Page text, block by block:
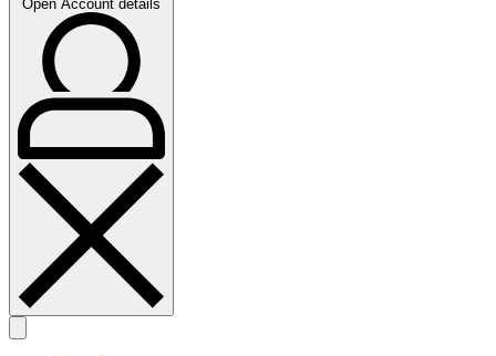
Open Account details